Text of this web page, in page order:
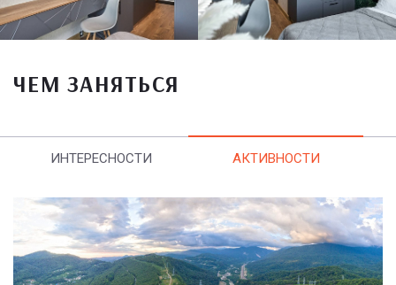
ЧЕМ ЗАНЯТЬСЯ
ИНТЕРЕСНОСТИ АКТИВНОСТИ